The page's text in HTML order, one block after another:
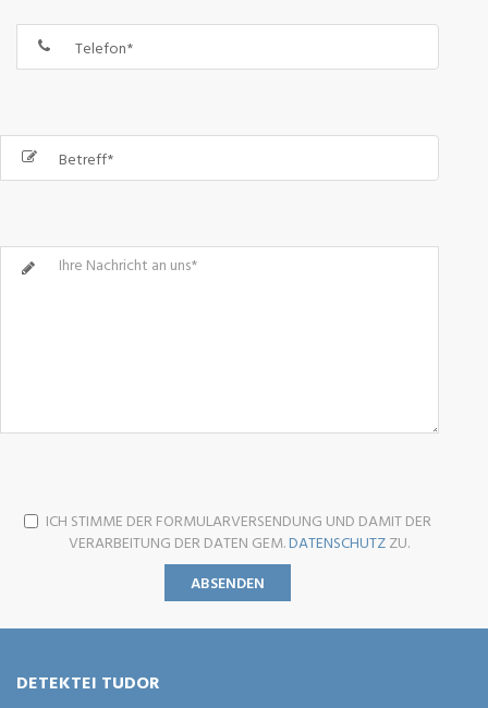
ICH STIMME DER FORMULARVERSENDUNG UND DAMIT DER
VERARBEITUNG DER DATEN GEM.DATENSCHUTZZU.
ABSENDEN
DETEKTEI TUDOR